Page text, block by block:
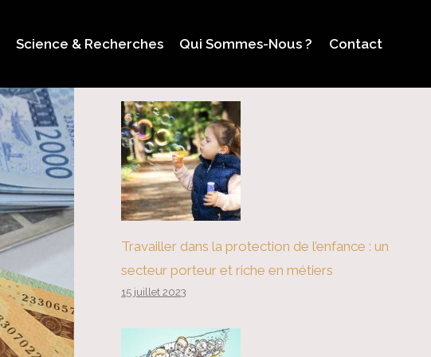
Science & Recherches Qui Sommes-Nous ? Contact
Travailler dans la protection de l’enfance : un
secteur porteur et riche en métiers
15 juillet 2023